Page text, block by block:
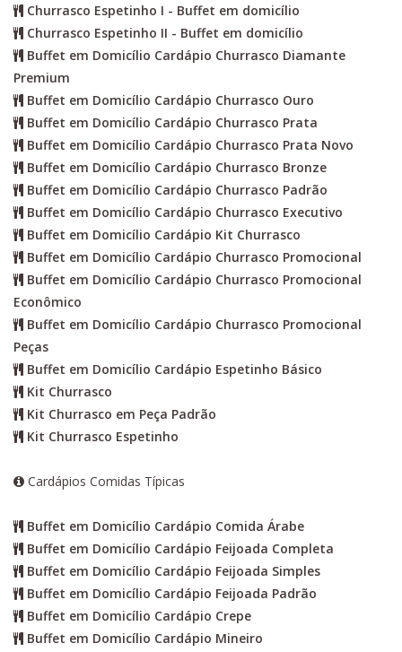
Churrasco Espetinho I - Buffet em domicílio
Churrasco Espetinho II - Buffet em domicílio
Buffet em Domicílio Cardápio Churrasco Diamante
Premium
Buffet em Domicílio Cardápio Churrasco Ouro
Buffet em Domicílio Cardápio Churrasco Prata
Buffet em Domicílio Cardápio Churrasco Prata Novo
Buffet em Domicílio Cardápio Churrasco Bronze
Buffet em Domicílio Cardápio Churrasco Padrão
Buffet em Domicílio Cardápio Churrasco Executivo
Buffet em Domicílio Cardápio Kit Churrasco
Buffet em Domicílio Cardápio Churrasco Promocional
Buffet em Domicílio Cardápio Churrasco Promocional
Econômico
Buffet em Domicílio Cardápio Churrasco Promocional
Peças
Buffet em Domicílio Cardápio Espetinho Básico
Kit Churrasco
Kit Churrasco em Peça Padrão
Kit Churrasco Espetinho
Cardápios Comidas Típicas
Buffet em Domicílio Cardápio Comida Árabe
Buffet em Domicílio Cardápio Feijoada Completa
Buffet em Domicílio Cardápio Feijoada Simples
Buffet em Domicílio Cardápio Feijoada Padrão
Buffet em Domicílio Cardápio Crepe
Buffet em Domicílio Cardápio Mineiro